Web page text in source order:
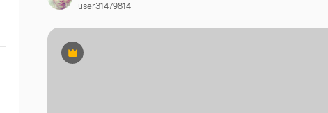
Premium
user31479814